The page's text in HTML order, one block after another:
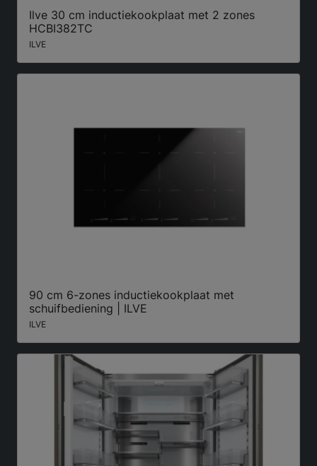
Ilve 30 cm inductiekookplaat met 2 zones
HCBI382TC
ILVE
90 cm 6-zones inductiekookplaat met
schuifbediening | ILVE
ILVE